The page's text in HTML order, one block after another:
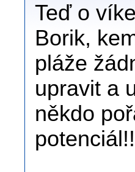
Teď o
Borik,
pláže
upravit a
někdo